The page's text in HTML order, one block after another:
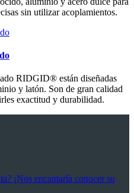
sin utilizar acoplamientos.
RIDGID® están diseñadas
y latón. Son de gran calidad
exactitud y durabilidad.
¡Nos encantaría conocer su